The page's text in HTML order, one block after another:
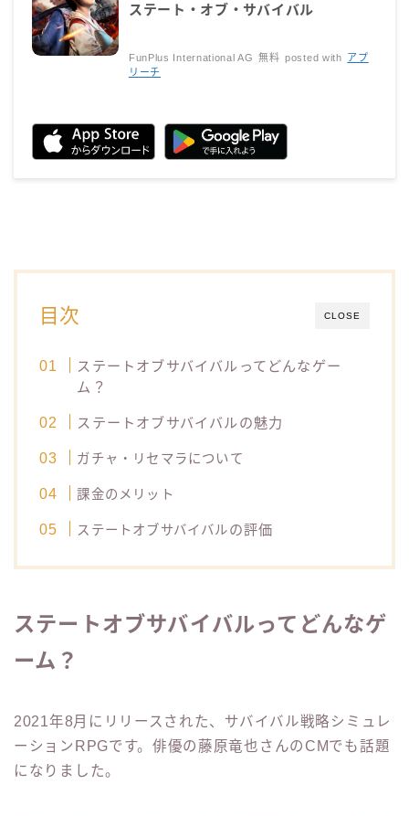
ステート・オブ・サバイバル
FunPlus International AG 無料 posted with アプ
リーチ
CLOSE
目次
ステートオブサバイバルってどんなゲー
ム？
ステートオブサバイバルの魅力
ガチャ・リセマラについて
課金のメリット
ステートオブサバイバルの評価
ステートオブサバイバルってどんなゲ
ーム？
2021年8月にリリースされた、サバイバル戦略シミュレ
ーションRPGです。俳優の藤原竜也さんのCMでも話題
になりました。